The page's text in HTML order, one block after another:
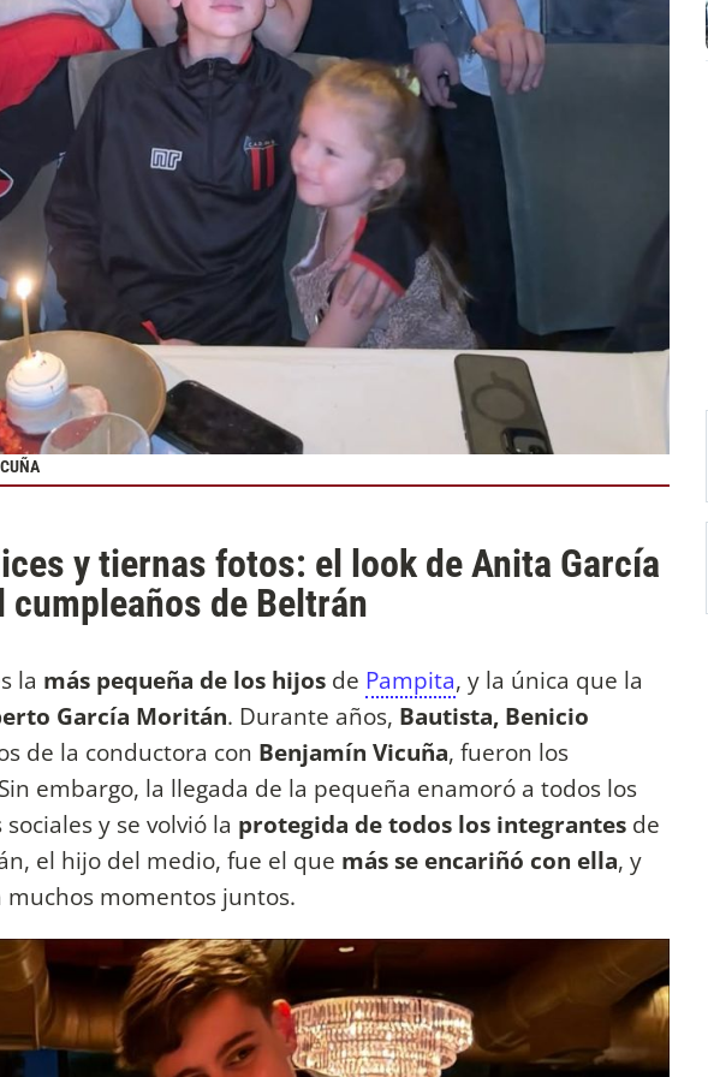
y tiernas fotos: el look de Anita García
de Beltrán
la más pequeña de los hijos de Pampita, y la única que la
García Moritán. Durante años, Bautista, Benicio
de la conductora con Benjamín Vicuña, fueron los
embargo, la llegada de la pequeña enamoró a todos los
y se volvió la protegida de todos los integrantes de
el hijo del medio, fue el que más se encariñó con ella, y
momentos juntos.